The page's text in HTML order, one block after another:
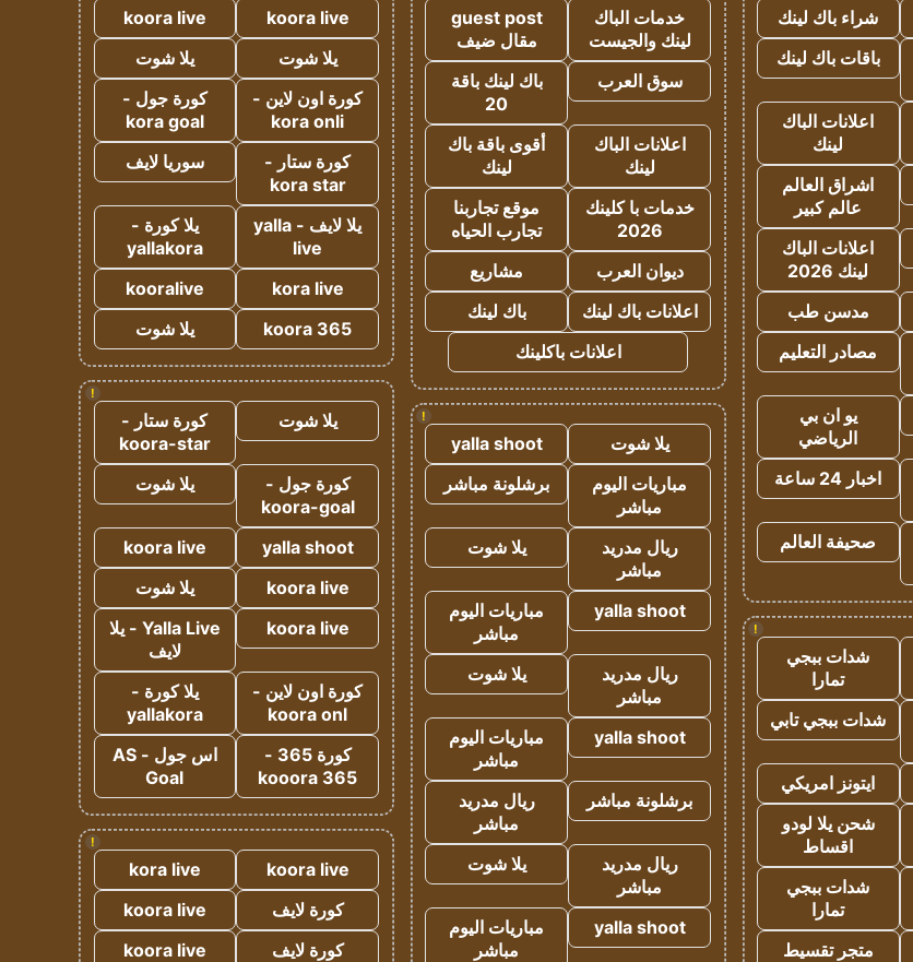
شراء باك لينك
باقات باك لينك
اعلانات الباك
لينك
اشراق العالم
عالم كبير
اعلانات الباك
لينك 2026
مدسن طب
مصادر التعليم
يو ان بي
الرياضي
اخبار 24 ساعة
صحيفة العالم
!
شدات ببجي
تمارا
شدات ببجي تابي
ايتونز امريكي
شحن يلا لودو
اقساط
شدات ببجي
تمارا
متجر تقسيط
خدمات الباك
لينك والجيست
guest post
مقال ضيف
سوق العرب
باك لينك باقة
20
اعلانات الباك
لينك
أقوى باقة باك
لينك
خدمات با كلينك
2026
موقع تجاربنا
تجارب الحياه
ديوان العرب
مشاريع
اعلانات باك لينك
باك لينك
اعلانات باكلينك
!
يلا شوت
yalla shoot
مباريات اليوم
مباشر
برشلونة مباشر
ريال مدريد
مباشر
يلا شوت
yalla shoot
مباريات اليوم
مباشر
ريال مدريد
مباشر
يلا شوت
yalla shoot
مباريات اليوم
مباشر
برشلونة مباشر
ريال مدريد
مباشر
ريال مدريد
مباشر
يلا شوت
yalla shoot
مباريات اليوم
مباشر
koora live
koora live
يلا شوت
يلا شوت
كورة اون لاين -
kora onli
كورة جول -
kora goal
كورة ستار -
kora star
سوريا لايف
يلا لايف - yalla
live
يلا كورة -
yallakora
kora live
kooralive
koora 365
يلا شوت
!
يلا شوت
كورة ستار -
koora-star
كورة جول -
koora-goal
يلا شوت
yalla shoot
koora live
koora live
يلا شوت
koora live
Yalla Live - يلا
لايف
كورة اون لاين -
koora onl
يلا كورة -
yallakora
كورة 365 -
kooora 365
اس جول - AS
Goal
!
koora live
kora live
كورة لايف
koora live
كورة لايف
koora live